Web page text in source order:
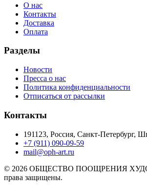
О нас
Контакты
Доставка
Оплата
Разделы
Новости
Пресса о нас
Политика конфиденциальности
Отписаться от рассылки
Контакты
191123, Россия, Санкт-Петербург,
+7 (911) 090-09-59
mail@oph-art.ru
© 2026 ОБЩЕСТВО ПООЩРЕНИЯ
права защищены.